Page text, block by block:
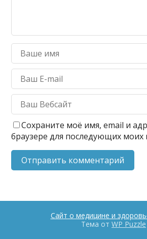
Сохраните моё имя, email и
браузере для последующих
Сайт о медицине и
Тема от WP Puzzle